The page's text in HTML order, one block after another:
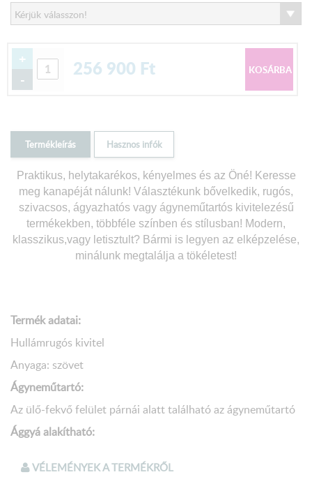
+
-
256 900 Ft
Termékleírás Hasznos infók
Praktikus, helytakarékos, kényelmes és az Öné! Keresse
meg kanapéját nálunk! Választékunk bővelkedik, rugós,
szivacsos, ágyazhatós vagy ágyneműtartós kivitelezésű
termékekben, többféle színben és stílusban! Modern,
klasszikus,vagy letisztult? Bármi is legyen az elképzelése,
minálunk megtalálja a tökéletest!
Termék adatai:
Hullámrugós kivitel
Anyaga: szövet
Ágyneműtartó:
Az ülő-fekvő felület párnái alatt található az ágyneműtartó
Ággyá alakítható:
VÉLEMÉNYEK A TERMÉKRŐL